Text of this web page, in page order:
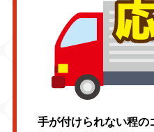
手が付けられない程の